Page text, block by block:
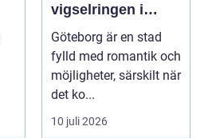
vigselringen i
Göteborg
Göteborg är en stad
fylld med romantik och
möjligheter, särskilt när
det ko...
10 juli 2026